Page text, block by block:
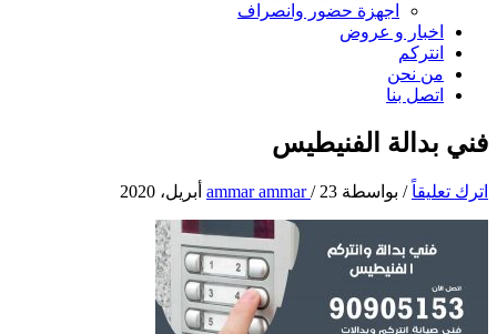
اجهزة حضور وانصراف
اخبار و عروض
انتركم
من نحن
اتصل بنا
فني بدالة الفنيطيس
اترك تعليقاً / بواسطة ammar ammar/ 23 أبريل، 2020